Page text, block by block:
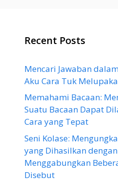
Recent Posts
Mencari Jawaban
Aku Cara Tuk
Memahami Bacaan:
Suatu Bacaan Dapat
Cara yang Tepat
Seni Kolase:
yang Dihasilkan
Menggabungkan
Disebut